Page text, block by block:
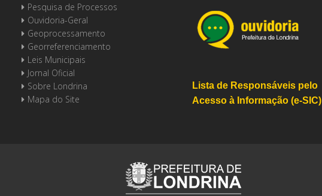
Pesquisa de Processos
Ouvidoria-Geral
Geoprocessamento
Georreferenciamento
Leis Municipais
Jornal Oficial
Sobre Londrina
Mapa do Site
Lista de Responsáveis pelo
Acesso à Informação (e-SIC)